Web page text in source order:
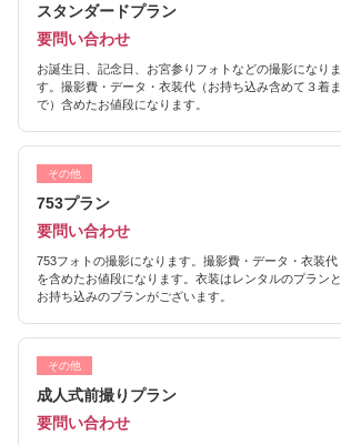
スタンダードプラン
要問い合わせ
お誕生日、記念日、お宮参りフォトなどの撮影になりま
す。撮影費・データ・衣装代（お持ち込み含めて３着ま
で）含めたお値段になります。
その他
753プラン
要問い合わせ
753フォトの撮影になります。撮影費・データ・衣装代
を含めたお値段になります。衣装はレンタルのプランと
お持ち込みのプランがございます。
その他
成人式前撮りプラン
要問い合わせ